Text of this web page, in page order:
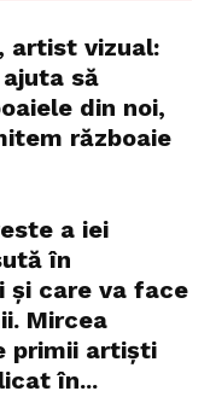
artist vizual:
să
din noi,
războaie
a iei
în
și care va face
Mircea
primii artiști
în...